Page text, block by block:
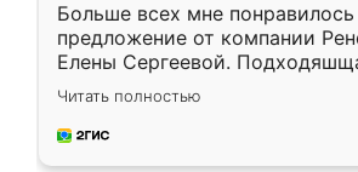
Больше всех мне понравилось
предложение от компании
Елены Сергеевой.
короткие сроки
для замера сотрудник
предложил по моему эскизу
Читать полностью